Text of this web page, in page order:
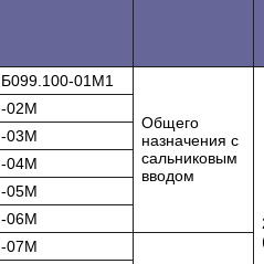
Б099.100-01М1
Общего
назначения с
сальниковым
вводом
-02М
-03М
-04М
-05М
-06М
-07М